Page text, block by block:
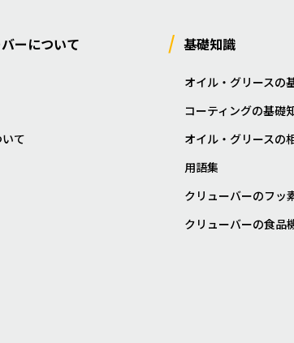
ーについて
て
基礎知識
オイル・グリースの
コーティングの基礎
オイル・グリースの
用語集
クリューバーのフッ
クリューバーの食品